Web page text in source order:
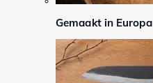
Gemaakt in Europa